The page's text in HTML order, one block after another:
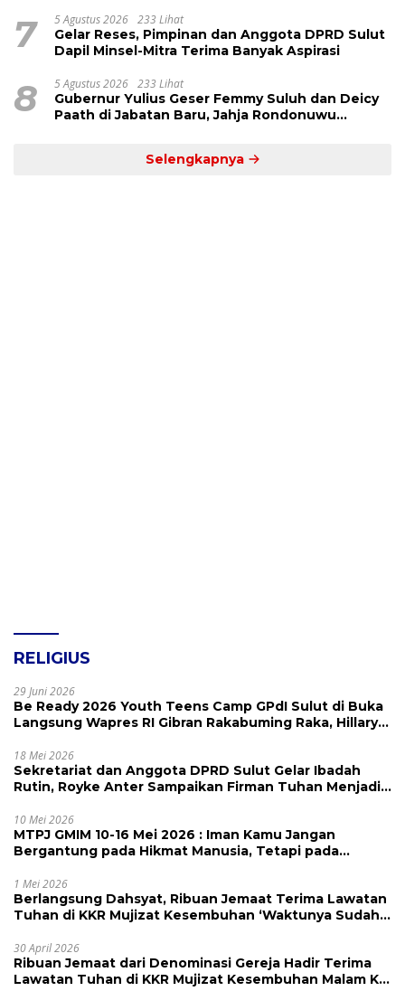
7 5 Agustus 2026 233 Lihat
Gelar Reses, Pimpinan dan Anggota DPRD Sulut
Dapil Minsel-Mitra Terima Banyak Aspirasi
8 5 Agustus 2026 233 Lihat
Gubernur Yulius Geser Femmy Suluh dan Deicy
Paath di Jabatan Baru, Jahja Rondonuwu
Selengkapnya
RELIGIUS
29 Juni 2026
Be Ready 2026 Youth Teens Camp GPdI Sulut di Buka
Langsung Wapres RI Gibran Rakabuming Raka, Hillary
18 Mei 2026
Sekretariat dan Anggota DPRD Sulut Gelar Ibadah
Rutin, Royke Anter Sampaikan Firman Tuhan Menjadi
10 Mei 2026
MTPJ GMIM 10-16 Mei 2026 : Iman Kamu Jangan
Bergantung pada Hikmat Manusia, Tetapi pada
1 Mei 2026
Berlangsung Dahsyat, Ribuan Jemaat Terima Lawatan
Tuhan di KKR Mujizat Kesembuhan ‘Waktunya Sudah
30 April 2026
Ribuan Jemaat dari Denominasi Gereja Hadir Terima
Lawatan Tuhan di KKR Mujizat Kesembuhan Malam Ke